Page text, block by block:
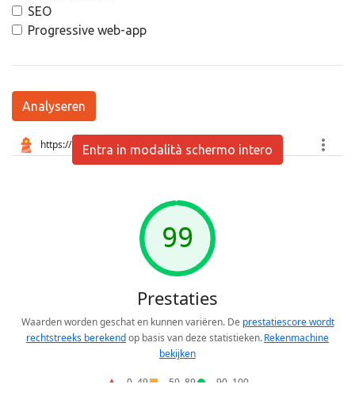
SEO
Progressive web-app
Analyseren
Entra in modalità schermo intero